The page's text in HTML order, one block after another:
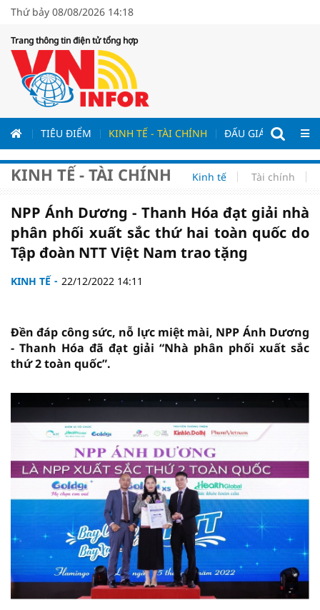
Thứ bảy 08/08/2026 14:18
Trang thông tin điện tử tổng hợp
TIÊU ĐIỂM KINH TẾ - TÀI CHÍNH ĐẤU GIÁ - ĐẤU
KINH TẾ - TÀI CHÍNH Kinh tế Tài chính
NPP Ánh Dương - Thanh Hóa đạt giải nhà
phân phối xuất sắc thứ hai toàn quốc do
Tập đoàn NTT Việt Nam trao tặng
KINH TẾ 22/12/2022 14:11
Đền đáp công sức, nỗ lực miệt mài, NPP Ánh Dương
- Thanh Hóa đã đạt giải “Nhà phân phối xuất sắc
thứ 2 toàn quốc”.